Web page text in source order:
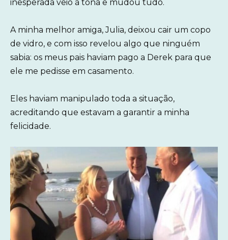
inesperada veio à tona e mudou tudo.
A minha melhor amiga, Julia, deixou cair um copo
de vidro, e com isso revelou algo que ninguém
sabia: os meus pais haviam pago a Derek para que
ele me pedisse em casamento.
Eles haviam manipulado toda a situação,
acreditando que estavam a garantir a minha
felicidade.